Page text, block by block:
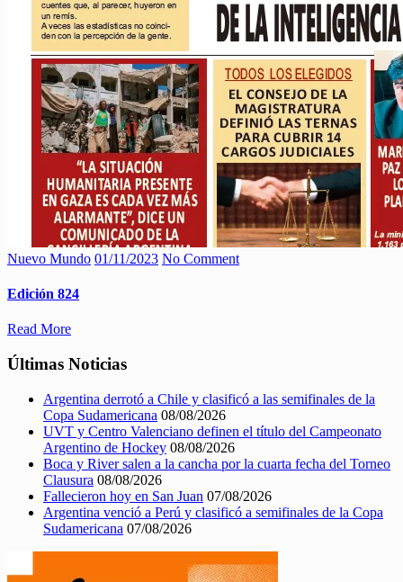
Nuevo Mundo 01/11/2023 No Comment
Edición 824
Read More
Últimas Noticias
Argentina derrotó a Chile y clasificó a las semifinales de la
Copa Sudamericana 08/08/2026
UVT y Centro Valenciano definen el título del Campeonato
Argentino de Hockey 08/08/2026
Boca y River salen a la cancha por la cuarta fecha del Torneo
Clausura 08/08/2026
Fallecieron hoy en San Juan 07/08/2026
Argentina venció a Perú y clasificó a semifinales de la Copa
Sudamericana 07/08/2026